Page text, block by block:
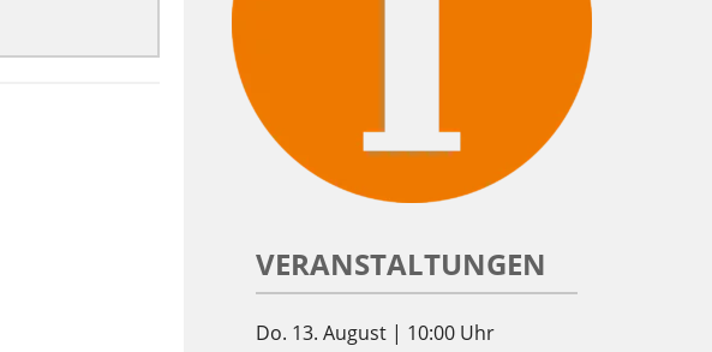
VERANSTALTUNGEN
Do. 13. August | 10:00 Uhr